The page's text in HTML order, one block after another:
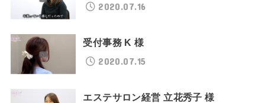
2020.07.16
受付事務 K 様
2020.07.15
エステサロン経営 立花秀子 様